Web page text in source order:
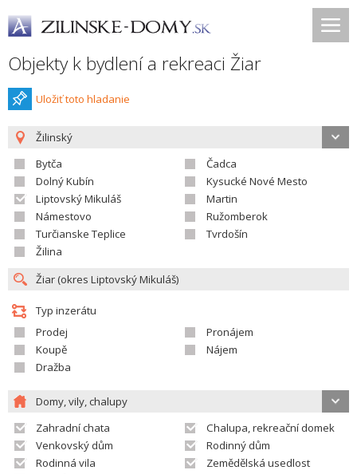
Objekty k bydlení a rekreaci Žiar
Uložiť toto hladanie
Žilinský
Bytča
Čadca
Dolný Kubín
Kysucké Nové Mesto
Liptovský Mikuláš
Martin
Námestovo
Ružomberok
Turčianske Teplice
Tvrdošín
Žilina
Typ inzerátu
Prodej
Pronájem
Koupě
Nájem
Dražba
Domy, vily, chalupy
Zahradní chata
Chalupa, rekreační domek
Venkovský dům
Rodinný dům
Rodinná vila
Zemědělská usedlost